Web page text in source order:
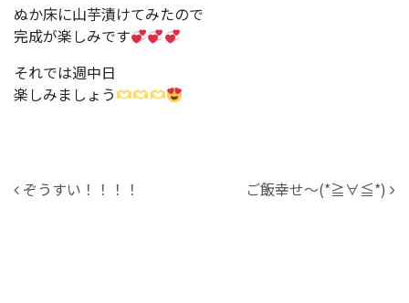
ぬか床に山芋漬けてみたので
完成が楽しみです
それでは週中日
楽しみましょう
投稿ナビゲーション
ぞうすい！！！！ ご飯幸せ～(*≧∀≦*)